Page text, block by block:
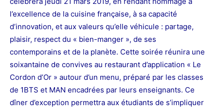
l’excellence de la cuisine française, à sa capacité
d’innovation, et aux valeurs qu’elle véhicule : partage,
plaisir, respect du « bien-manger », de ses
contemporains et de la planète. Cette soirée réunira une
soixantaine de convives au restaurant d’application « Le
Cordon d’Or » autour d’un menu, préparé par les classes
de 1BTS et MAN encadrées par leurs enseignants. Ce
dîner d’exception permettra aux étudiants de s’impliquer